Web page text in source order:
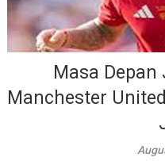
Masa
Manchester